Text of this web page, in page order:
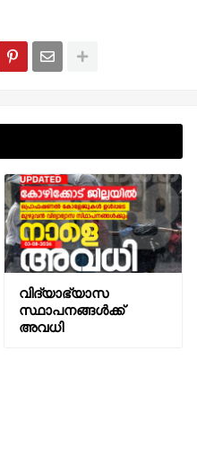
വിദ്യാഭ്യാസ
സ്ഥാപനങ്ങൾക്ക്
അവധി